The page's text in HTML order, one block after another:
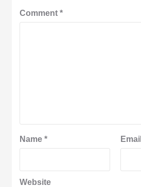
Comment*
Name* Email
Website